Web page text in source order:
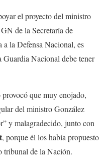
el proyecto del ministro
de la Secretaría de
la Defensa Nacional, es
Nacional debe tener
que muy enojado,
del ministro González
y malagradecido, junto con
, porque él los había propuesto
tribunal de la Nación.